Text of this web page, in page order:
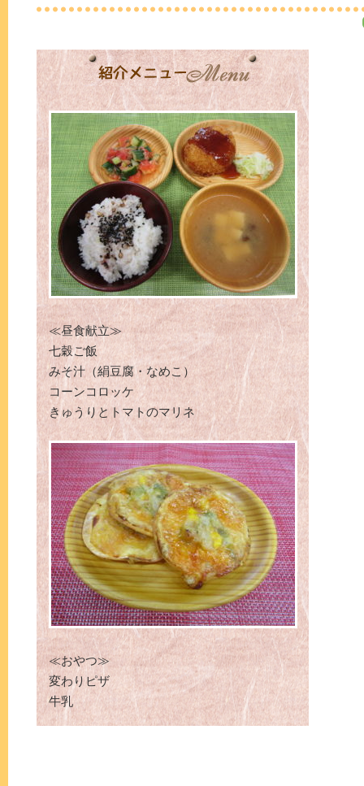
≪昼食献立≫
七穀ご飯
みそ汁（絹豆腐・なめこ）
コーンコロッケ
きゅうりとトマトのマリネ
≪おやつ≫
変わりピザ
牛乳